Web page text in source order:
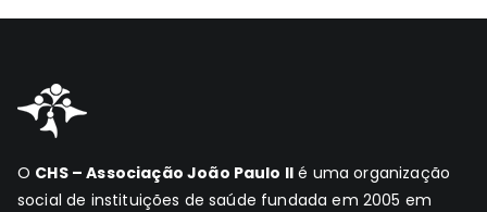
O CHS – Associação João Paulo II é uma organização
social de instituições de saúde fundada em 2005 em